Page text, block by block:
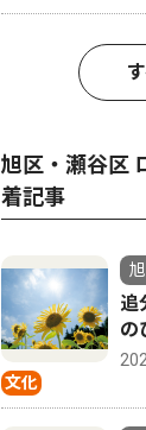
旭区・瀬谷区
着記事
文化
追
の